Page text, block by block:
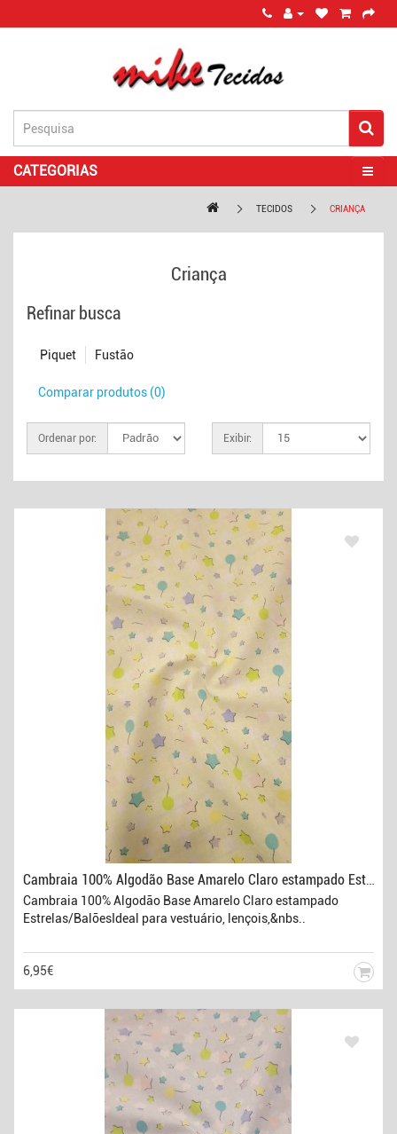
CATEGORIAS
TECIDOS CRIANÇA
Criança
Refinar busca
Piquet Fustão
Comparar produtos (0)
Ordenar por: Exibir:
Cambraia 100% Algodão Base Amarelo Claro estampado Estrelas/Balões
Cambraia 100% Algodão Base Amarelo Claro estampado
Estrelas/BalõesIdeal para vestuário, lençois,&nbs..
6,95€